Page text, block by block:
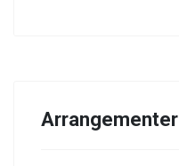
Arrangementer